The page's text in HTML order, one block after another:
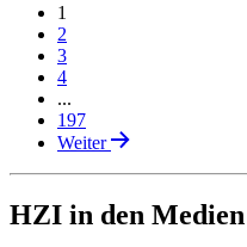
1
2
3
4
...
197
Weiter
HZI in den Medien